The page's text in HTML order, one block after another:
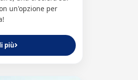
un'opzione per
più